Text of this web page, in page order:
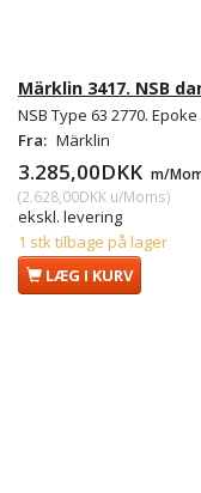
Märklin 3417. NSB
NSB Type 63 2770.
Fra: Märklin
3.285,00DKK m/
(2.628,00DKK u/Moms)
ekskl. levering
1 stk tilbage på lager
LÆG I KURV